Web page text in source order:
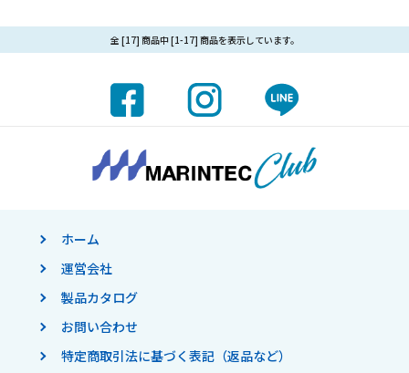
全 [17] 商品中 [1-17] 商品を表示しています。
ホーム
運営会社
製品カタログ
お問い合わせ
特定商取引法に基づく表記（返品など）